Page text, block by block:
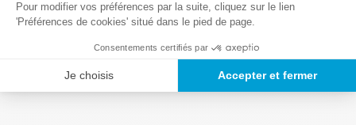
Pour modifier vos préférences par la suite, cliquez sur le lien
'Préférences de cookies' situé dans le pied de page.
Consentements certifiés par
Je choisis Accepter et fermer